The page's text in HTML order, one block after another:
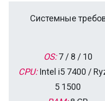
Системные
OS:7 / 8 / 10
CPU:Intel i5 7400 /
5 1500